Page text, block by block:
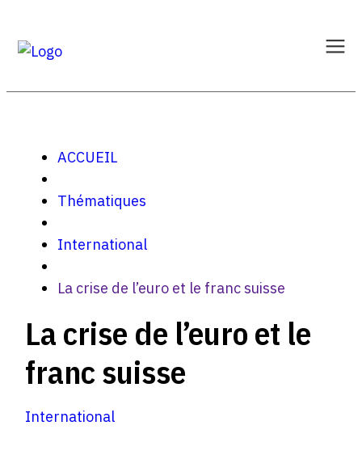
ACCUEIL
Thématiques
International
La crise de l’euro et le franc suisse
La crise de l’euro et le
franc suisse
International